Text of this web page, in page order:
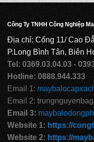
Công Ty TNHH Công Nghiệp
Địa chỉ: Cổng 11/ Cao
P.Long Bình Tân, Biên
Tel: 0369.03.04.03 -
Hotline: 0888.944.333
Email 1:
Email 2:
Email 3:
Website 1: https://
Website 2: https://